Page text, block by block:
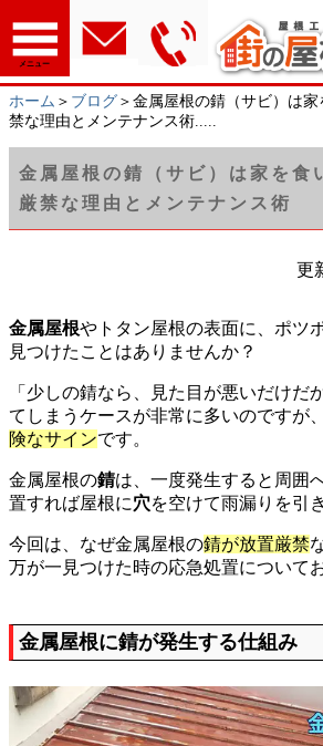
メニュー
ホーム ＞ ブログ ＞金属屋根の錆（サビ）は
禁な理由とメンテナンス術.....
金属屋根の錆（サビ）は家を食
厳禁な理由とメンテナンス術
更
金属屋根やトタン屋根の表面に、ポツ
見つけたことはありませんか？
「少しの錆なら、見た目が悪いだけだ
てしまうケースが非常に多いのですが
険なサインです。
金属屋根の錆は、一度発生すると周囲
置すれば屋根に穴を空けて雨漏りを引
今回は、なぜ金属屋根の錆が放置厳禁
万が一見つけた時の応急処置について
金属屋根に錆が発生する仕組み